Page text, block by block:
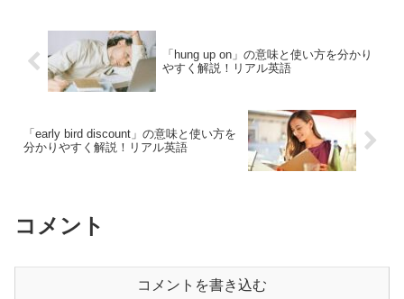
「hung up on」の意味と使い方を分かり
やすく解説！リアル英語
「early bird discount」の意味と使い方を
分かりやすく解説！リアル英語
コメント
コメントを書き込む